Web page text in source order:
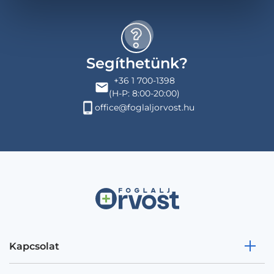
Segíthetünk?
+36 1 700-1398
(H-P: 8:00-20:00)
office@foglaljorvost.hu
Kapcsolat